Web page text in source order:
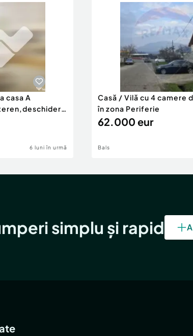
casa A
6 luni în urmă
Casă / Vilă cu 4 camere
în zona Periferie
62.000 eur
Bals
simplu și rapid